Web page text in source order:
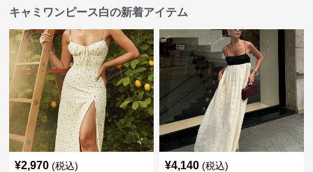
キャミワンピース白の新着アイテム
¥2,970 (税込) ¥4,140 (税込)